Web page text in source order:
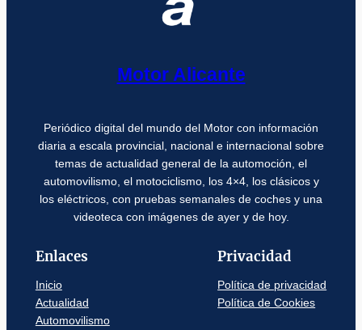
Motor Alicante
Periódico digital del mundo del Motor con información
diaria a escala provincial, nacional e internacional sobre
temas de actualidad general de la automoción, el
automovilismo, el motociclismo, los 4×4, los clásicos y
los eléctricos, con pruebas semanales de coches y una
videoteca con imágenes de ayer y de hoy.
Enlaces
Inicio
Actualidad
Automovilismo
Privacidad
Política de privacidad
Política de Cookies